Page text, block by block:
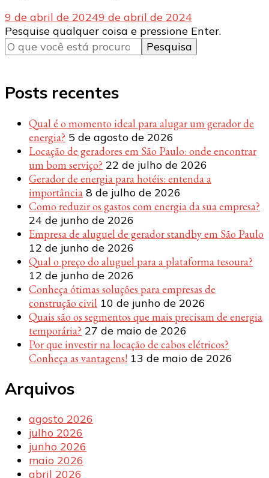
9 de abril de 20249 de abril de 2024
Procurando
algo?
Pesquise qualquer coisa e pressione Enter.
Posts recentes
Qual é o momento ideal para alugar um gerador de
energia? 5 de agosto de 2026
Locação de geradores em São Paulo: onde encontrar
um bom serviço? 22 de julho de 2026
Gerador de energia para hotéis: entenda a
importância 8 de julho de 2026
Como reduzir os gastos com energia da sua empresa?
24 de junho de 2026
Empresa de aluguel de gerador standby em São Paulo
12 de junho de 2026
Qual o preço do aluguel para a plataforma tesoura?
12 de junho de 2026
Conheça ótimas soluções para empresas de
construção civil 10 de junho de 2026
Quais são os segmentos que mais precisam de energia
temporária? 27 de maio de 2026
Por que investir na locação de cabos elétricos?
Conheça as vantagens! 13 de maio de 2026
Arquivos
agosto 2026
julho 2026
junho 2026
maio 2026
abril 2026